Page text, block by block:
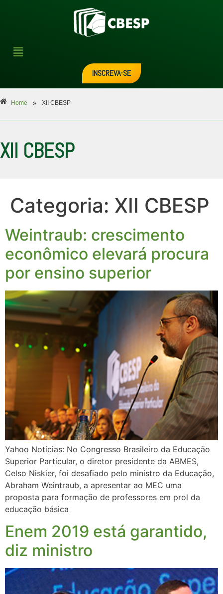
INSCREVA-SE
Home » XII CBESP
XII CBESP
Categoria: XII CBESP
Weintraub: crescimento
econômico elevará procura
por ensino superior
Yahoo Notícias: No Congresso Brasileiro da Educação
Superior Particular, o diretor presidente da ABMES,
Celso Niskier, foi desafiado pelo ministro da Educação,
Abraham Weintraub, a apresentar ao MEC uma
proposta para formação de professores em prol da
educação básica
Enem 2019 está garantido,
diz ministro